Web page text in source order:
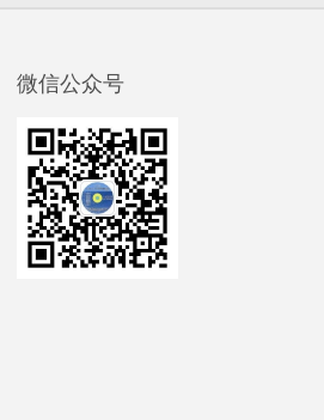
微信公众号